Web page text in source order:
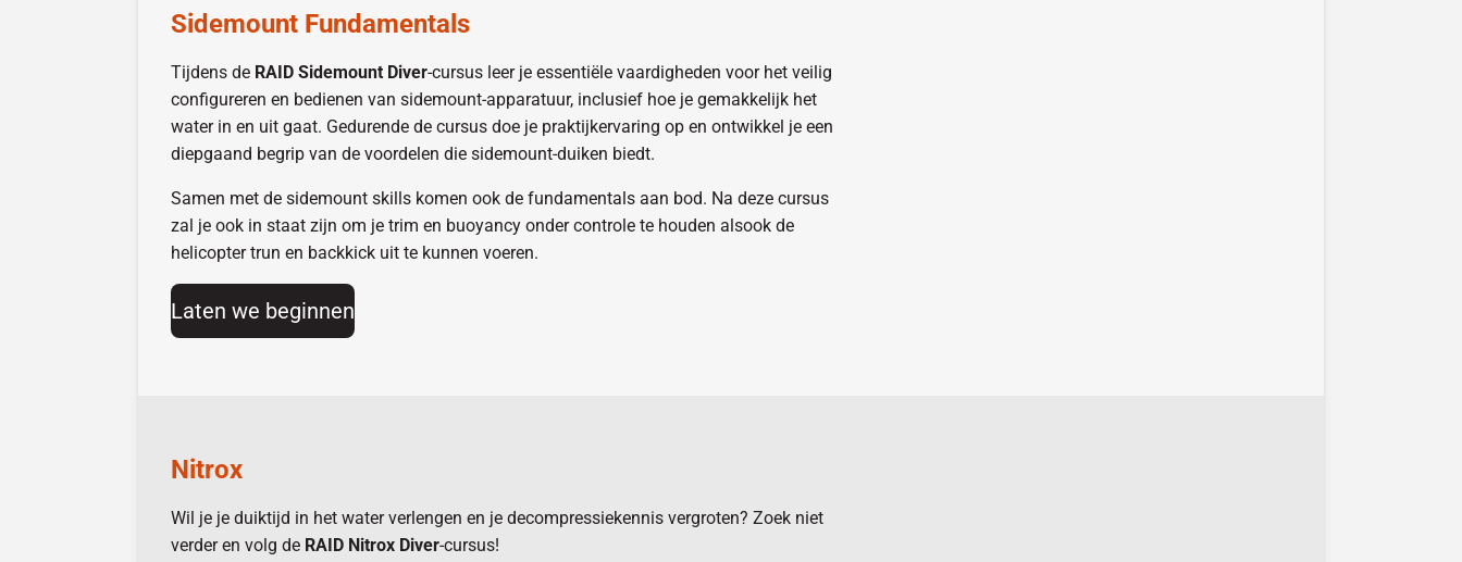
Sidemount Fundamentals
Tijdens de RAID Sidemount Diver-cursus leer je essentiële vaardigheden voor het veilig
configureren en bedienen van sidemount-apparatuur, inclusief hoe je gemakkelijk het
water in en uit gaat. Gedurende de cursus doe je praktijkervaring op en ontwikkel je een
diepgaand begrip van de voordelen die sidemount-duiken biedt.
Samen met de sidemount skills komen ook de fundamentals aan bod. Na deze cursus
zal je ook in staat zijn om je trim en buoyancy onder controle te houden alsook de
helicopter trun en backkick uit te kunnen voeren.
Laten we beginnen
Nitrox
Wil je je duiktijd in het water verlengen en je decompressiekennis vergroten? Zoek niet
verder en volg de RAID Nitrox Diver-cursus!